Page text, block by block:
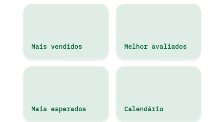
Mais vendidos Melhor avaliados
Mais esperados Calendário